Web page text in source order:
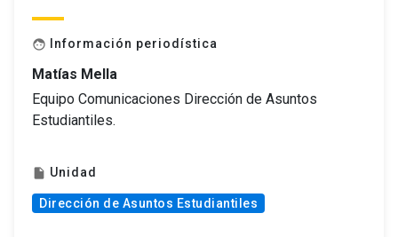
face Información periodística
Matías Mella
Equipo Comunicaciones Dirección de Asuntos
Estudiantiles.
insert_drive_file Unidad
Dirección de Asuntos Estudiantiles